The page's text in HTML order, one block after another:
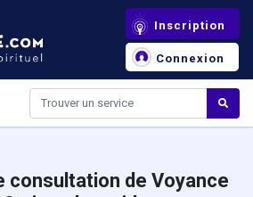
Inscription
Connexion
consultation de Voyance